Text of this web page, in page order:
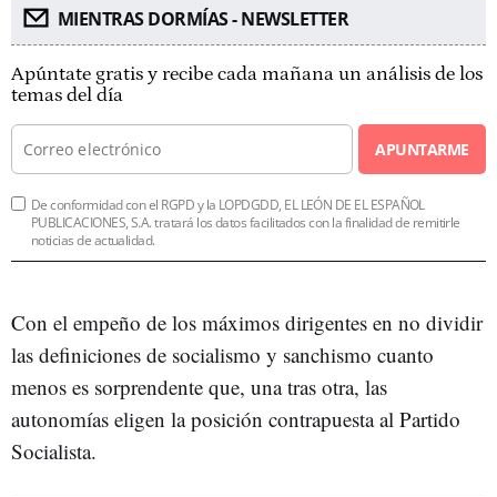
MIENTRAS DORMÍAS - NEWSLETTER
Apúntate gratis y recibe cada mañana un análisis de los
temas del día
APUNTARME
De conformidad con el RGPD y la LOPDGDD, EL LEÓN DE EL ESPAÑOL
PUBLICACIONES, S.A. tratará los datos facilitados con la finalidad de remitirle
noticias de actualidad.
Con el empeño de los máximos dirigentes en no dividir
las definiciones de socialismo y sanchismo cuanto
menos es sorprendente que, una tras otra, las
autonomías eligen la posición contrapuesta al Partido
Socialista.